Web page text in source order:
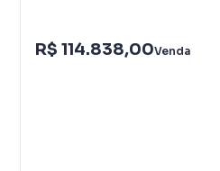
R$ 114.838,00Venda